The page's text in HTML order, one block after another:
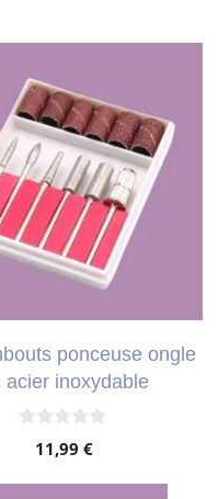
ponceuse ongle
acier inoxydable
r
11,99 €